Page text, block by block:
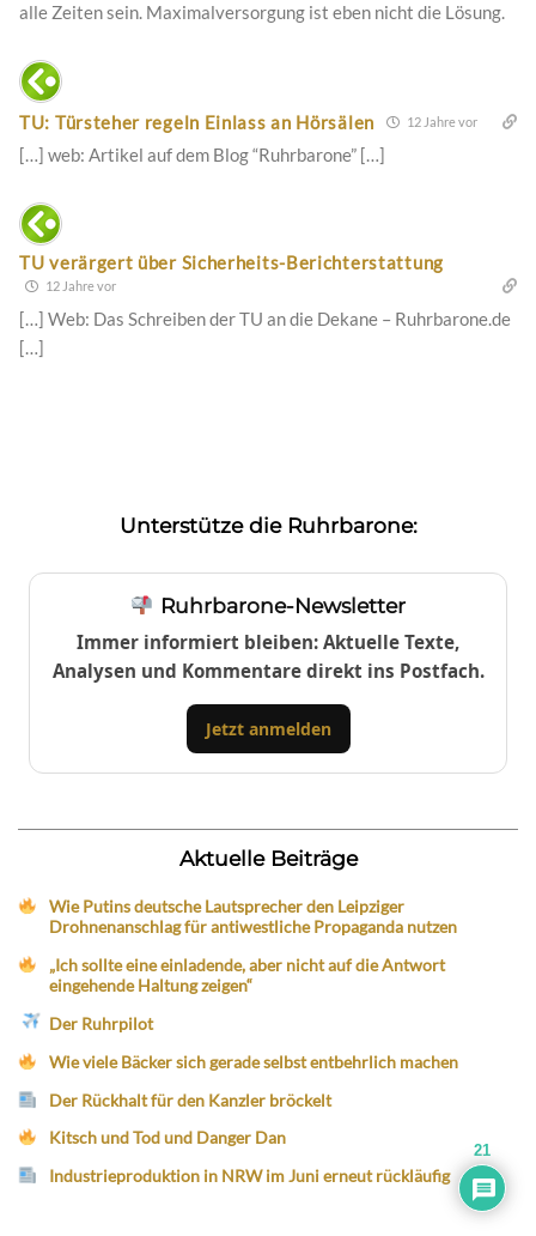
alle Zeiten sein. Maximalversorgung ist eben nicht die Lösung.
TU: Türsteher regeln Einlass an Hörsälen 12 Jahre vor
[…] web: Artikel auf dem Blog “Ruhrbarone” […]
TU verärgert über Sicherheits-Berichterstattung
12 Jahre vor
[…] Web: Das Schreiben der TU an die Dekane – Ruhrbarone.de
[…]
Unterstütze die Ruhrbarone:
Ruhrbarone-Newsletter
Immer informiert bleiben: Aktuelle Texte,
Analysen und Kommentare direkt ins Postfach.
Jetzt anmelden
Aktuelle Beiträge
Wie Putins deutsche Lautsprecher den Leipziger
Drohnenanschlag für antiwestliche Propaganda nutzen
„Ich sollte eine einladende, aber nicht auf die Antwort
eingehende Haltung zeigen“
Der Ruhrpilot
Wie viele Bäcker sich gerade selbst entbehrlich machen
Der Rückhalt für den Kanzler bröckelt
Kitsch und Tod und Danger Dan
Industrieproduktion in NRW im Juni erneut rückläufig
21